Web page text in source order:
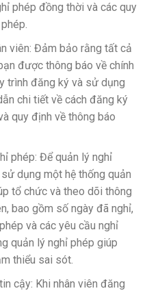
phép đồng thời và các quy
viên: Đảm bảo rằng tất cả
được thông báo về chính
trình đăng ký và sử dụng
chi tiết về cách đăng ký
quy định về thông báo
phép: Để quản lý nghỉ
dụng một hệ thống quản
tổ chức và theo dõi thông
bao gồm số ngày đã nghỉ,
và các yêu cầu nghỉ
quản lý nghỉ phép giúp
thiểu sai sót.
cậy: Khi nhân viên đăng